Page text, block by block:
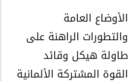
الأوضاع العامة
والتطورات الراهنة على
طاولة هيكل وقائد
القوة المشتركة الألمانية